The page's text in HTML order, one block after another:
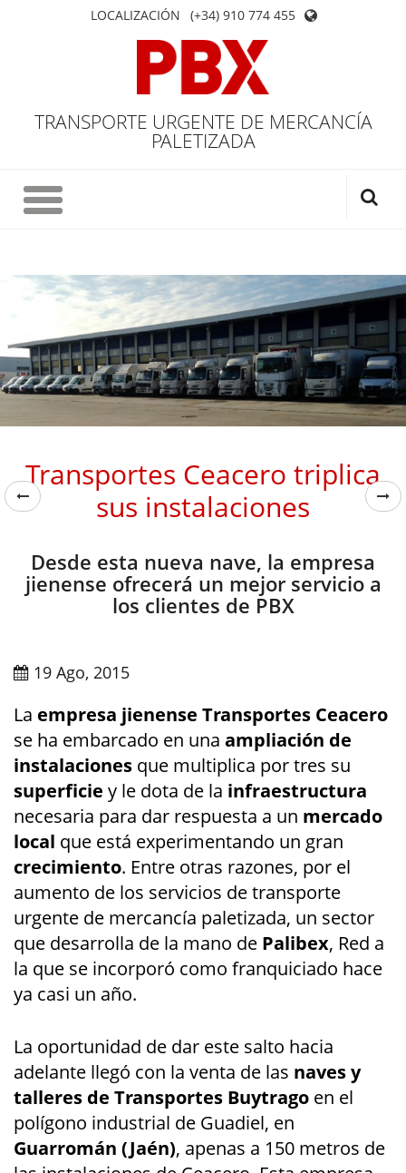
LOCALIZACIÓN (+34) 910 774 455
TRANSPORTE URGENTE DE MERCANCÍA
PALETIZADA
Transportes Ceacero triplica
sus instalaciones
Desde esta nueva nave, la empresa
jienense ofrecerá un mejor servicio a
los clientes de PBX
19 Ago, 2015
La empresa jienense Transportes Ceacero
se ha embarcado en una ampliación de
instalaciones que multiplica por tres su
superficie y le dota de la infraestructura
necesaria para dar respuesta a un mercado
local que está experimentando un gran
crecimiento. Entre otras razones, por el
aumento de los servicios de transporte
urgente de mercancía paletizada, un sector
que desarrolla de la mano de Palibex, Red a
la que se incorporó como franquiciado hace
ya casi un año.
La oportunidad de dar este salto hacia
adelante llegó con la venta de las naves y
talleres de Transportes Buytrago en el
polígono industrial de Guadiel, en
Guarromán (Jaén), apenas a 150 metros de